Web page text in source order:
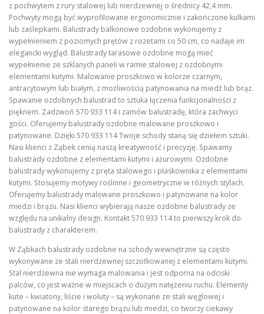
z pochwytem z rury stalowej lub nierdzewnej o średnicy 42,4 mm.
Pochwyty mogą być wyprofilowane ergonomicznie i zakończone kulkami
lub zaślepkami. Balustrady balkonowe ozdobne wykonujemy z
wypełnieniem z poziomych prętów z rozetami co 50 cm, co nadaje im
elegancki wygląd. Balustrady tarasowe ozdobne mogą mieć
wypełnienie ze szklanych paneli w ramie stalowej z ozdobnymi
elementami kutymi. Malowanie proszkowo w kolorze czarnym,
antracytowym lub białym, z możliwością patynowania na miedź lub brąz.
Spawanie ozdobnych balustrad to sztuka łączenia funkcjonalności z
pięknem. Zadzwoń 570 933 114 i zamów balustradę, która zachwyci
gości. Oferujemy balustrady ozdobne malowane proszkowo i
patynowane. Dzięki 570 933 114 Twoje schody staną się dziełem sztuki.
Nasi klienci z Ząbek cenią naszą kreatywność i precyzję. Spawamy
balustrady ozdobne z elementami kutymi i ażurowymi. Ozdobne
balustrady wykonujemy z pręta stalowego i płaskownika z elementami
kutymi. Stosujemy motywy roślinne i geometryczne w różnych stylach.
Oferujemy balustrady malowane proszkowo i patynowane na kolor
miedzi i brązu. Nasi klienci wybierają nasze ozdobne balustrady ze
względu na unikalny design. Kontakt 570 933 114 to pierwszy krok do
balustrady z charakterem.
W Ząbkach balustrady ozdobne na schody wewnętrzne są często
wykonywane ze stali nierdzewnej szczotkowanej z elementami kutymi.
Stal nierdzewna nie wymaga malowania i jest odporna na odciski
palców, co jest ważne w miejscach o dużym natężeniu ruchu. Elementy
kute – kwiatony, liście i woluty – są wykonane ze stali węglowej i
patynowane na kolor starego brązu lub miedzi, co tworzy ciekawy